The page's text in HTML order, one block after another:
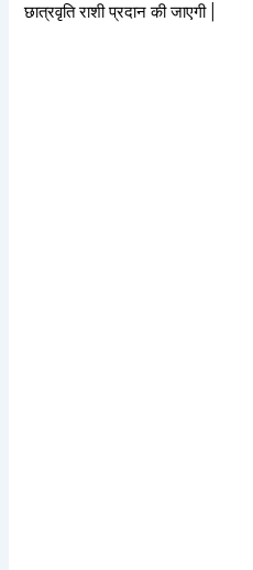
छात्रवृति राशी प्रदान की जाएगी |